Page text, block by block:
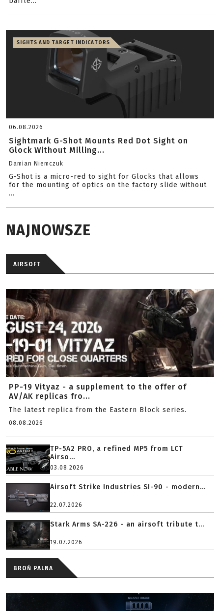
SIGHTS AND TARGET INDICATORS
06.08.2026
Sightmark G-Shot Mounts Red Dot Sight on
Glock Without Milling...
Damian Niemczuk
G-Shot is a micro-red to sight for Glocks that allows
for the mounting of optics on the factory slide without
...
NAJNOWSZE
AIRSOFT
PP-19 Vityaz - a supplement to the offer of
AV/AK replicas fro...
The latest replica from the Eastern Block series.
08.08.2026
TP-5A2 PRO, a refined MP5 from LCT
Airso...
03.08.2026
Airsoft Strike Industries SI-90 - modern...
22.07.2026
Stark Arms SA-226 - an airsoft tribute t...
19.07.2026
BROŃ PALNA